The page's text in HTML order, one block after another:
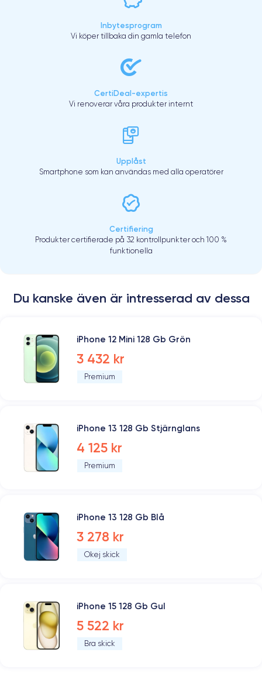
Inbytesprogram
Vi köper tillbaka din gamla telefon
CertiDeal-expertis
Vi renoverar våra produkter internt
Upplåst
Smartphone som kan användas med alla operatörer
Certifiering
Produkter certifierade på 32 kontrollpunkter och 100 %
funktionella
Du kanske även är intresserad av dessa
iPhone 12 Mini 128 Gb Grön
3 432 kr
Premium
iPhone 13 128 Gb Stjärnglans
4 125 kr
Premium
iPhone 13 128 Gb Blå
3 278 kr
Okej skick
iPhone 15 128 Gb Gul
5 522 kr
Bra skick